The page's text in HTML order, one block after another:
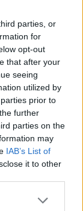
parties, or
for
opt-out
that after your
seeing
utilized by
prior to
further
parties on the
may
IAB’s List of
it to other
more Google
θέσεων
τους
της ίδιας
προτιμήσεων
αναλύεται ανά